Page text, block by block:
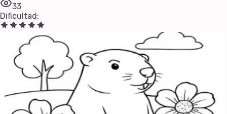
33
Dificultad: